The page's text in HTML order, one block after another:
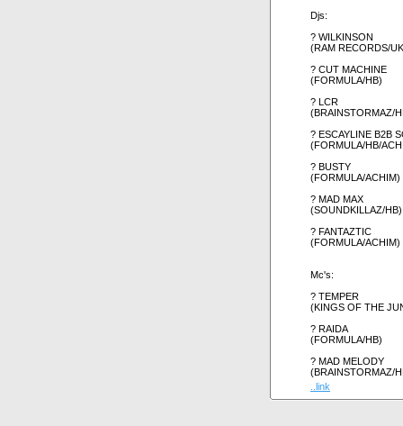
Djs:
? WILKINSON
(RAM RECORDS/
? CUT MACHINE
(FORMULA/HB)
? LCR
(BRAINSTORMAZ/
? ESCAYLINE B2B
(FORMULA/HB/
? BUSTY
(FORMULA/ACHIM)
? MAD MAX
(SOUNDKILLAZ/HB)
? FANTAZTIC
(FORMULA/ACHIM)
Mc's:
? TEMPER
(KINGS OF THE
? RAIDA
(FORMULA/HB)
? MAD MELODY
(BRAINSTORMAZ/
..link